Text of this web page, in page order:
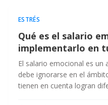
ESTRÉS
Qué es el salario
implementarlo en
El salario emocional es un
debe ignorarse en el
tienen en cuenta logran